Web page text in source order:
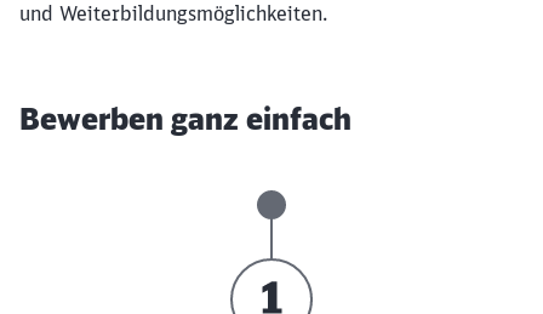
und Weiterbildungsmöglichkeiten.
Bewerben ganz einfach